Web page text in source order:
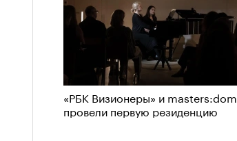
«РБК Визионеры» и masters:dom
провели первую резиденцию